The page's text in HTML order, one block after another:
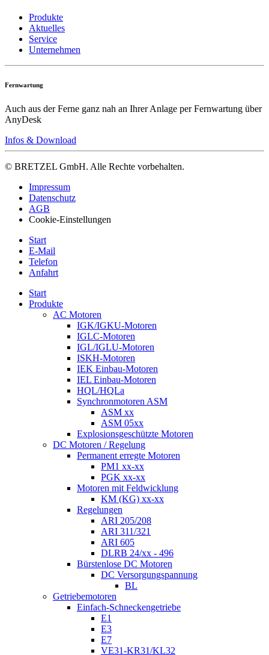
Produkte
Aktuelles
Service
Unternehmen
Fernwartung
Auch aus der Ferne ganz nah an Ihrer Anlage per Fernwartung über
AnyDesk
Infos & Download
© BRETZEL GmbH. Alle Rechte vorbehalten.
Impressum
Datenschutz
AGB
Cookie-Einstellungen
Start
E-Mail
Telefon
Anfahrt
Start
Produkte
AC Motoren
IGK/IGKU-Motoren
IGLC-Motoren
IGL/IGLU-Motoren
ISKH-Motoren
IEK Einbau-Motoren
IEL Einbau-Motoren
HQL/HQLa
Synchronmotoren ASM
ASM xx
ASM 05xx
Explosionsgeschützte Motoren
DC Motoren / Regelung
Permanent erregte Motoren
PM1 xx-xx
PGK xx-xx
Motoren mit Feldwicklung
KM (KG) xx-xx
Regelungen
ARI 205/208
ARI 311/321
ARI 605
DLRB 24/xx - 496
Bürstenlose DC Motoren
DC Versorgungspannung
BL
Getriebemotoren
Einfach-Schneckengetriebe
E1
E3
E7
VE31-KR31/KL32